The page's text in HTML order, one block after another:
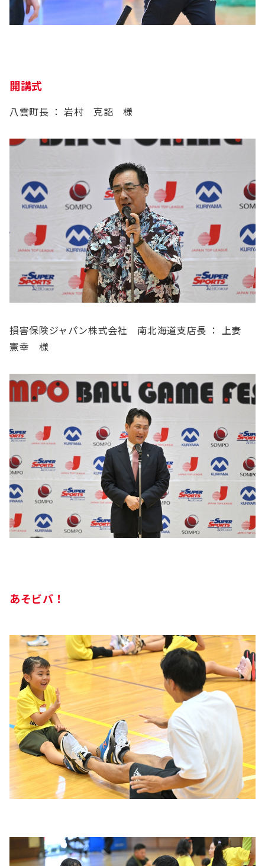
開講式
八雲町長 ： 岩村 克詔 様
損害保険ジャパン株式会社 南北海道支店長 ： 上妻
憲幸 様
あそビバ！